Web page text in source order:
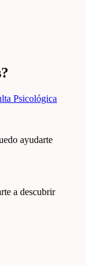
Psicológica
ayudarte
a descubrir